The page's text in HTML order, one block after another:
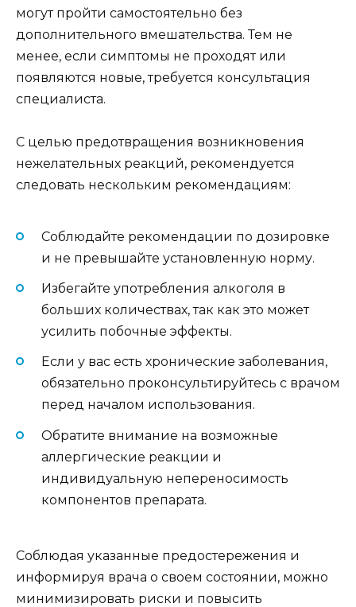
могут пройти самостоятельно без
дополнительного вмешательства. Тем не
менее, если симптомы не проходят или
появляются новые, требуется консультация
специалиста.
С целью предотвращения возникновения
нежелательных реакций, рекомендуется
следовать нескольким рекомендациям:
Соблюдайте рекомендации по дозировке
и не превышайте установленную норму.
Избегайте употребления алкоголя в
больших количествах, так как это может
усилить побочные эффекты.
Если у вас есть хронические заболевания,
обязательно проконсультируйтесь с врачом
перед началом использования.
Обратите внимание на возможные
аллергические реакции и
индивидуальную непереносимость
компонентов препарата.
Соблюдая указанные предостережения и
информируя врача о своем состоянии, можно
минимизировать риски и повысить